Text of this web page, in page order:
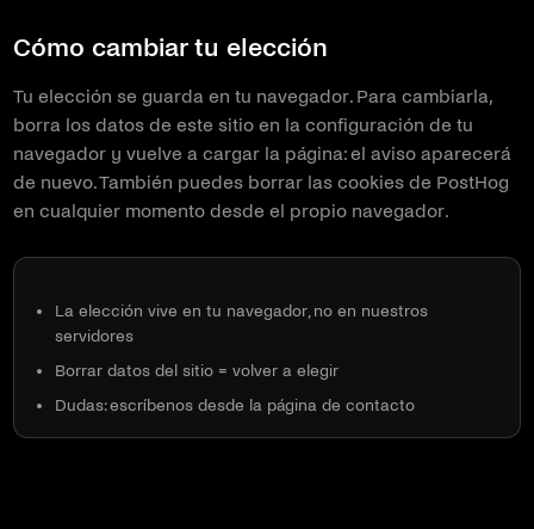
Cómo cambiar tu elección
Tu elección se guarda en tu navegador. Para cambiarla,
borra los datos de este sitio en la configuración de tu
navegador y vuelve a cargar la página: el aviso aparecerá
de nuevo. También puedes borrar las cookies de PostHog
en cualquier momento desde el propio navegador.
La elección vive en tu navegador, no en nuestros
servidores
Borrar datos del sitio = volver a elegir
Dudas: escríbenos desde la página de contacto